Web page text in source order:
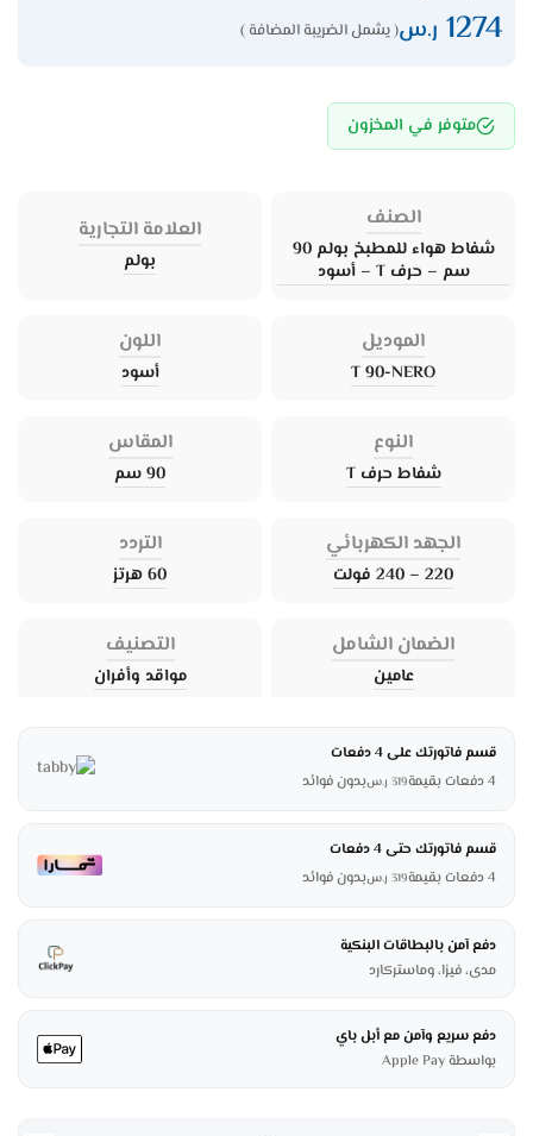
1274 ر.س( يشمل الضريبة المضافة )
متوفر في المخزون
الصنف
شفاط هواء للمطبخ بولم 90
سم – حرف T – أسود
العلامة التجارية
بولم
الموديل
T 90-NERO
اللون
أسود
النوع
شفاط حرف T
المقاس
90 سم
الجهد الكهربائي
220 – 240 فولت
التردد
60 هرتز
الضمان الشامل
عامين
التصنيف
مواقد وأفران
قسم فاتورتك على 4 دفعات
4 دفعات بقيمة
319 ر.سبدون فوائد
قسم فاتورتك حتى 4 دفعات
4 دفعات بقيمة
319 ر.سبدون فوائد
دفع آمن بالبطاقات البنكية
مدى، فيزا، وماستركارد
دفع سريع وآمن مع أبل باي
بواسطة Apple Pay